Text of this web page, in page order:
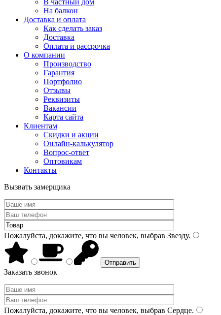
В частный дом
На балкон
Доставка и оплата
Как сделать заказ
Доставка
Оплата и рассрочка
О компании
Производство
Гарантия
Портфолио
Отзывы
Реквизиты
Вакансии
Карта сайта
Клиентам
Скидки и акции
Онлайн-калькулятор
Вопрос-ответ
Оптовикам
Контакты
Вызвать замерщика
Пожалуйста, докажите, что вы человек, выбрав Звезду.
Заказать звонок
Пожалуйста, докажите, что вы человек, выбрав Сердце.